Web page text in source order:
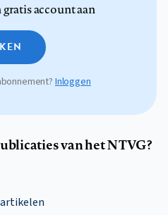
gratis account aan
Inloggen
van het NTVG?